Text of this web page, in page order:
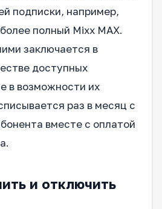
подписки, например,
полный Mixx MAX.
заключается в
доступных
в возможности их
раз в месяц с
вместе с оплатой
и отключить